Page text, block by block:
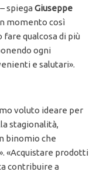
spiegaGiuseppe
momento così
qualcosa di più
ogni
e salutari».
voluto ideare per
stagionalità,
binomio che
«Acquistare prodotti
contribuire a